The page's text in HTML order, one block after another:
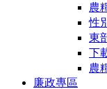
農
性
東
下
農
廉政專區